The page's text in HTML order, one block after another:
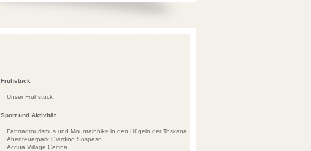
Frühstuck
Unser Frühstück
Sport und Aktivität
Fahrradtourismus und Mountainbike in den Hügeln der Toskana
Abenteuerpark Giardino Sospeso
Acqua Village Cecina